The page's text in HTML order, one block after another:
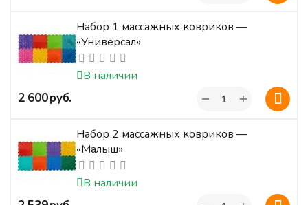
Набор 1 массажных ковриков —
«Универсал»
В наличии
‍2 600‍руб. +
−
Набор 2 массажных ковриков —
«Малыш»
В наличии